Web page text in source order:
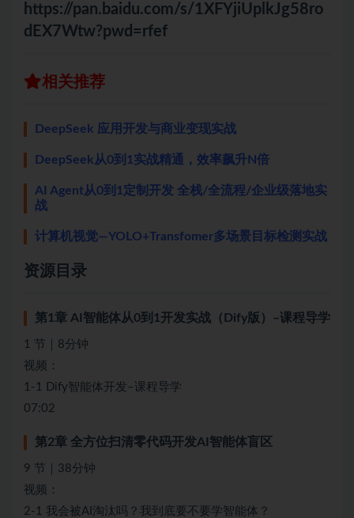
https://pan.baidu.com/s/1XFYjiUplkJg58ro
dEX7Wtw?pwd=rfef
相关推荐
DeepSeek 应用开发与商业变现实战
DeepSeek从0到1实战精通，效率飙升N倍
AI Agent从0到1定制开发 全栈/全流程/企业级落地实
战
计算机视觉—YOLO+Transfomer多场景目标检测实战
资源目录
第1章 AI智能体从0到1开发实战（Dify版）–课程导学
1 节｜8分钟
视频：
1-1 Dify智能体开发–课程导学
07:02
第2章 全方位扫清零代码开发AI智能体盲区
9 节｜38分钟
视频：
2-1 我会被AI淘汰吗？我到底要不要学智能体？